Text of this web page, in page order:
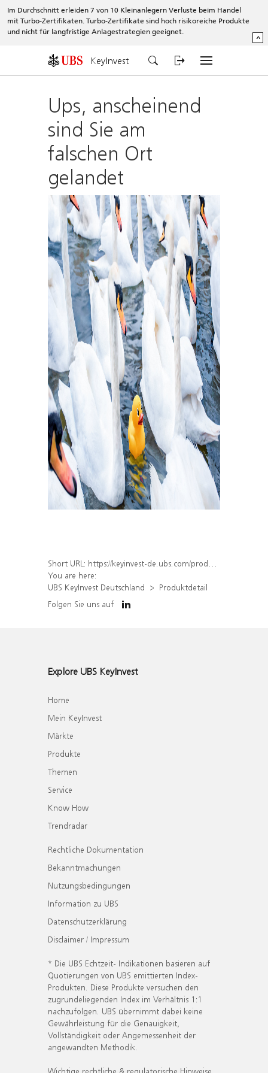
Im Durchschnitt erleiden 7 von 10 Kleinanlegern Verluste beim Handel
mit Turbo-Zertifikaten. Turbo-Zertifikate sind hoch risikoreiche Produkte
und nicht für langfristige Anlagestrategien geeignet.
^
KeyInvest
Ups, anscheinend
sind Sie am
falschen Ort
gelandet
Short URL: https://keyinvest-de.ubs.com/produkt/detail/index/isin/DE000WA8CC05
You are here:
UBS KeyInvest Deutschland
Produktdetail
Folgen Sie uns auf
Explore UBS KeyInvest
Home
Mein KeyInvest
Märkte
Produkte
Themen
Service
Know How
Trendradar
Rechtliche Dokumentation
Bekanntmachungen
Nutzungsbedingungen
Information zu UBS
Datenschutzerklärung
Disclaimer / Impressum
* Die UBS Echtzeit- Indikationen basieren auf
Quotierungen von UBS emittierten Index-
Produkten. Diese Produkte versuchen den
zugrundeliegenden Index im Verhältnis 1:1
nachzufolgen. UBS übernimmt dabei keine
Gewährleistung für die Genauigkeit,
Vollständigkeit oder Angemessenheit der
angewandten Methodik.